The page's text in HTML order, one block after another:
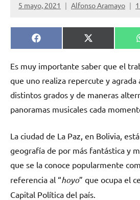
5 mayo, 2021 Alfonso Aramayo
Compartir
en
Facebook
Compartir
en
X
(Twitter)
Es muy importante saber que el
que uno realiza repercute y agrada
distintos grados y de maneras
panoramas musicales cada
La ciudad de La Paz, en Bolivia,
geografía de por más fantástica y
que se la conoce popularmente
referencia al “hoyo” que ocupa el
Capital Política del país.